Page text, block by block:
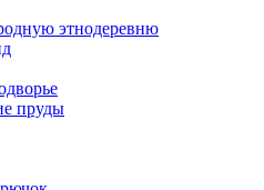
этнодеревню
пруды